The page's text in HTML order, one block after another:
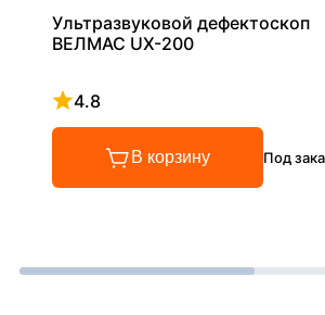
Ультразвуковой дефектоскоп
ВЕЛМАС UX-200
4.8
Рейтинг 4.8 из 5
В корзину Под